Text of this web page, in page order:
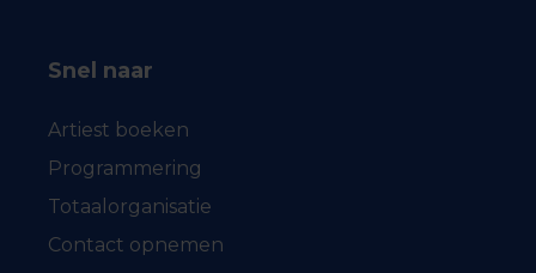
Snel naar
Artiest boeken
Programmering
Totaalorganisatie
Contact opnemen